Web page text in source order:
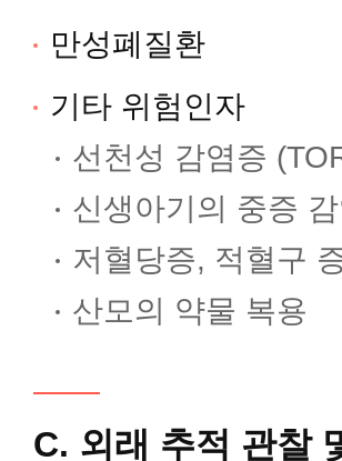
만성폐질환
기타 위험인자
선천성 감염증
신생아기의 중증
저혈당증, 적혈구
산모의 약물 복용
C. 외래 추적 관찰